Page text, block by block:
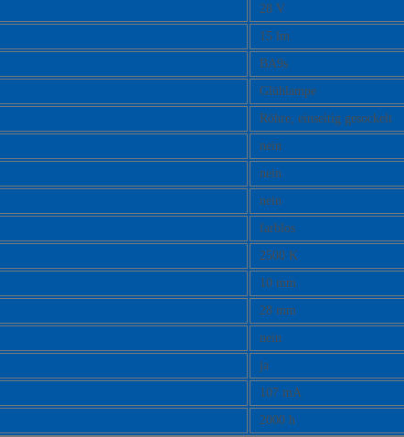
28 V
15 lm
BA9s
Glühlampe
Röhre, einseitig gesockelt
nein
nein
nein
farblos
2500 K
10 mm
28 mm
nein
ja
107 mA
2000 h